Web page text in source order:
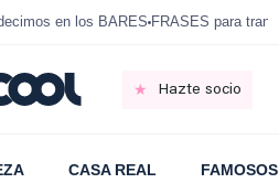
en los BARES FRASES para
Hazte socio
CASA REAL FAMOSOS